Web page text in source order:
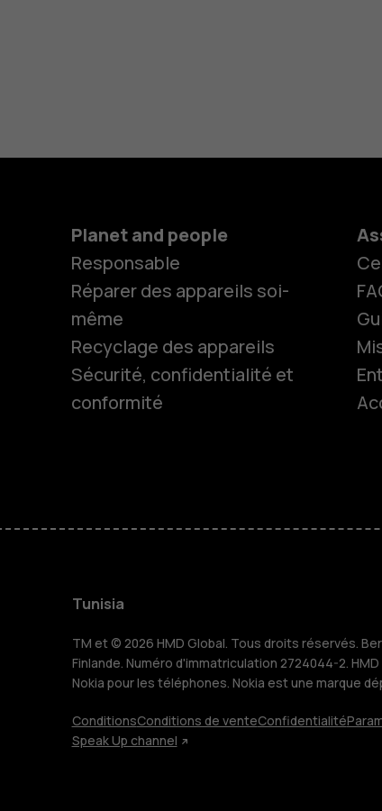
Smartphones
Pour les
Tablettes
Boutique
Planet and people
Responsable
Réparer des appareils soi-
même
Recyclage des appareils
Sécurité, confidentialité et
conformité
Tunisia
TM et © 2026 HMD Global. Tous droits réservés.
Finlande. Numéro d'immatriculation 2724044-2.
Nokia pour les téléphones. Nokia est une marque
ConditionsConditions de venteConfidentialité
Speak Up channel